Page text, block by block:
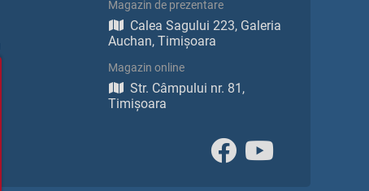
Magazin de prezentare
Calea Sagului 223, Galeria
Auchan, Timișoara
Magazin online
Str. Câmpului nr. 81,
Timișoara